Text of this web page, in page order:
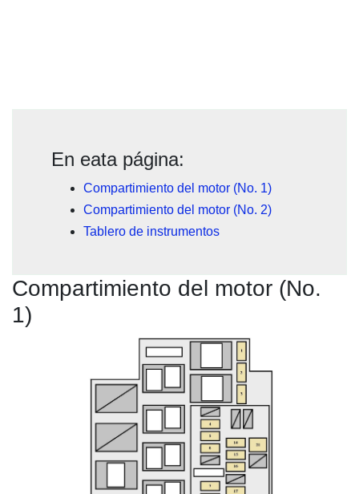
En eata página:
Compartimiento del motor (No. 1)
Compartimiento del motor (No. 2)
Tablero de instrumentos
Compartimiento del motor (No.
1)